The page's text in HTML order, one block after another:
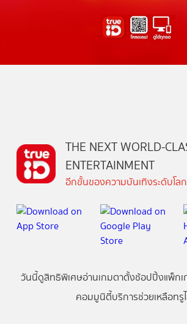
THE NEXT WORLD-
ENTERTAINMENT
อีกขั้นของความบันเทิงระดับโล
วันนี้ดูสิทธิพิเศษอ่านเกมตาตั้งช้อปปิ้งแพ็กเ
คอมมูนิตี้บริการช่วยเหลือทรู